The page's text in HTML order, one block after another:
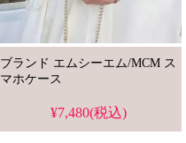
ブランド エムシーエム/MCM ス
マホケース
¥7,480(税込)